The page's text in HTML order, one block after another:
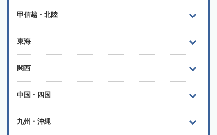
甲信越・北陸
東海
関西
中国・四国
九州・沖縄